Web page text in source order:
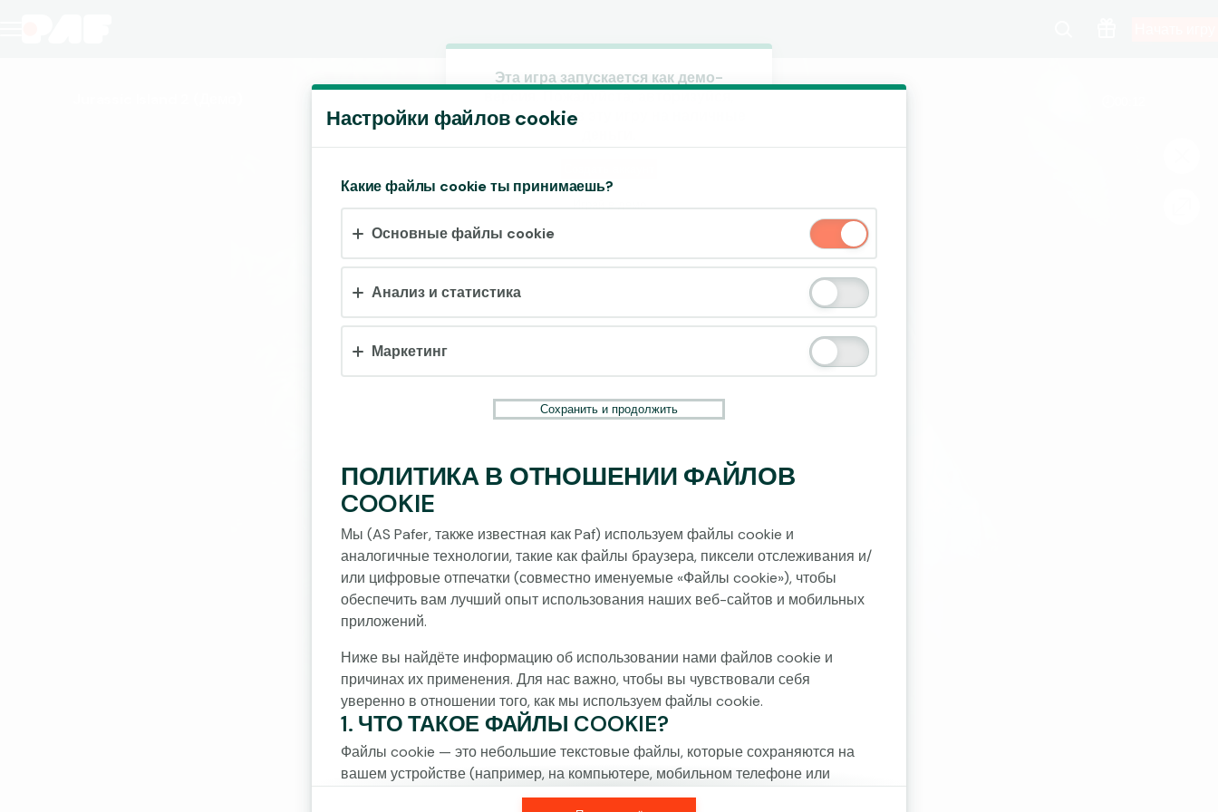
различных типа файлов cookie: основные,
Настройки и информация
Настройки файлов cookie
Какие файлы cookie ты принимаешь?
Основные файлы cookie
Анализ и статистика
Маркетинг
Сохранить и продолжить
ПОЛИТИКА В ОТНОШЕНИИ ФАЙЛОВ
COOKIE
Мы (AS Pafer, также известная как Paf) используем файлы cookie и
аналогичные технологии, такие как файлы браузера, пиксели отслеживания и/
или цифровые отпечатки (совместно именуемые «Файлы cookie»), чтобы
обеспечить вам лучший опыт использования наших веб-сайтов и мобильных
приложений.
Ниже вы найдёте информацию об использовании нами файлов cookie и
причинах их применения. Для нас важно, чтобы вы чувствовали себя
уверенно в отношении того, как мы используем файлы cookie.
1. ЧТО ТАКОЕ ФАЙЛЫ COOKIE?
Файлы cookie — это небольшие текстовые файлы, которые сохраняются на
вашем устройстве (например, на компьютере, мобильном телефоне или
планшете) при посещении наших веб-сайтов. Размещение файлов cookie
Эта игра запускается как демо-
чтобы играть в эту игру на наличные
Играй в демо